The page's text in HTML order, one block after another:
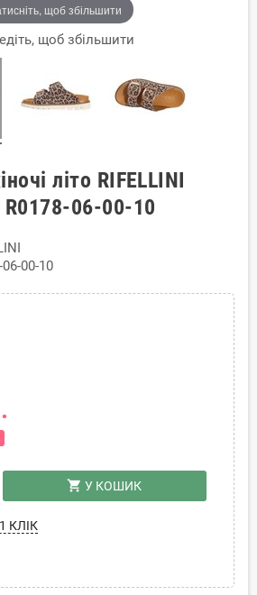
щоб збільшити
щоб збільшити
літо RIFELLINI
06-00-10
06-00-10
shopping_cart У КОШИК
КЛІК